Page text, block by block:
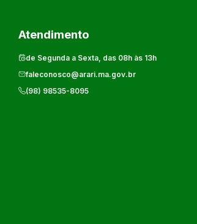
Atendimento
de Segunda a Sexta, das 08h às 13h
faleconosco@arari.ma.gov.br
(98) 98535-8095